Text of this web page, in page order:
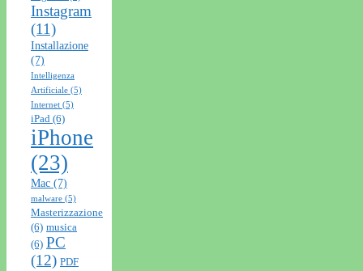
Instagram
(11)
Installazione
(7)
Intelligenza
Artificiale (5)
Internet (5)
iPad (6)
iPhone
(23)
Mac (7)
malware (5)
Masterizzazione
(6) musica
(6) PC
(12) PDF